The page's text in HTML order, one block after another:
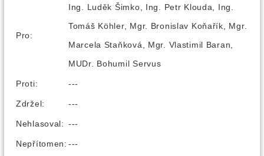
Pro:
Ing. Luděk Šimko, Ing. Petr Klouda, Ing.
Tomáš Köhler, Mgr. Bronislav Koňařík, Mgr.
Marcela Staňková, Mgr. Vlastimil Baran,
MUDr. Bohumil Servus
Proti: ---
Zdržel: ---
Nehlasoval: ---
Nepřítomen: ---